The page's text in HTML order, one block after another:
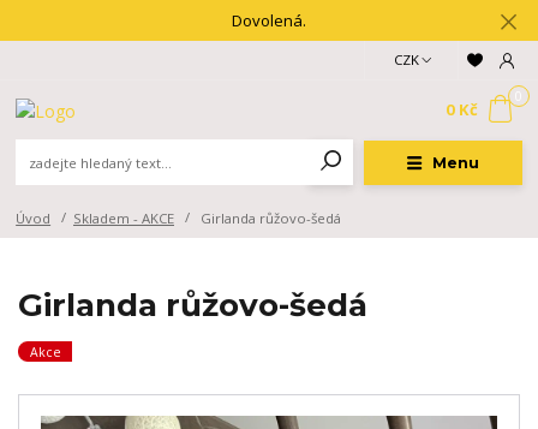
Dovolená.
Menu
CZK
0 Kč
Úvod Skladem - AKCE Girlanda růžovo-šedá
Girlanda růžovo-šedá
Akce